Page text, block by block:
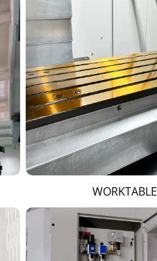
WORKTABLE